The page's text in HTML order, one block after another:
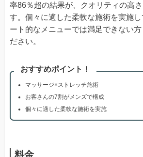
率86％超の結果が、クオリティの高
す。個々に適した柔軟な施術を実施
ート的なメニューでは満足できない方
ださい。
おすすめポイント！
マッサージ×ストレッチ施術
お客さんの7割がメンズで構成
個々に適した柔軟な施術を実施
料金